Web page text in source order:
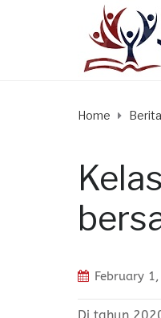
Home
February